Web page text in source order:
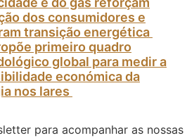
dos consumidores e
transição energética
primeiro quadro
global para medir a
económica da
nos lares
para acompanhar as nossas